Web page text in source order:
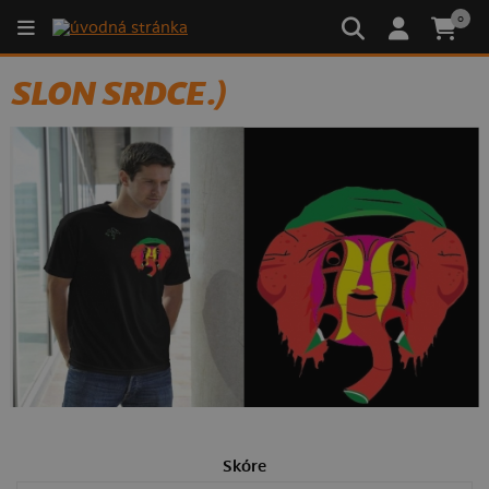
0
SLON SRDCE.)
Skóre